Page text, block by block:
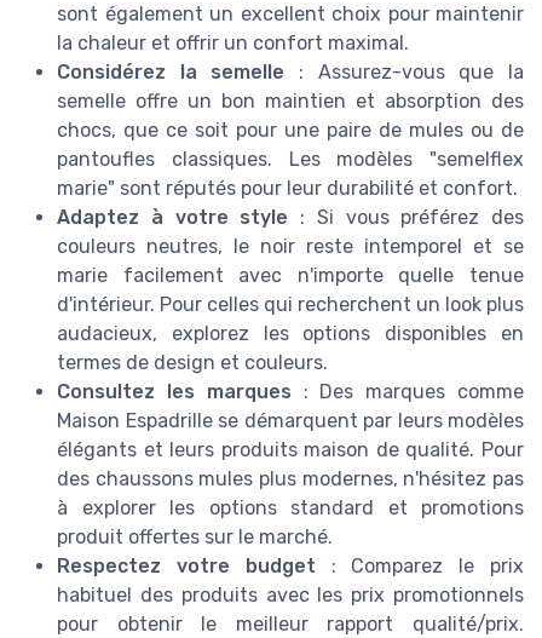
sont également un excellent choix pour maintenir
la chaleur et offrir un confort maximal.
Considérez la semelle : Assurez-vous que la
semelle offre un bon maintien et absorption des
chocs, que ce soit pour une paire de mules ou de
pantoufles classiques. Les modèles "semelflex
marie" sont réputés pour leur durabilité et confort.
Adaptez à votre style : Si vous préférez des
couleurs neutres, le noir reste intemporel et se
marie facilement avec n'importe quelle tenue
d'intérieur. Pour celles qui recherchent un look plus
audacieux, explorez les options disponibles en
termes de design et couleurs.
Consultez les marques : Des marques comme
Maison Espadrille se démarquent par leurs modèles
élégants et leurs produits maison de qualité. Pour
des chaussons mules plus modernes, n'hésitez pas
à explorer les options standard et promotions
produit offertes sur le marché.
Respectez votre budget : Comparez le prix
habituel des produits avec les prix promotionnels
pour obtenir le meilleur rapport qualité/prix.